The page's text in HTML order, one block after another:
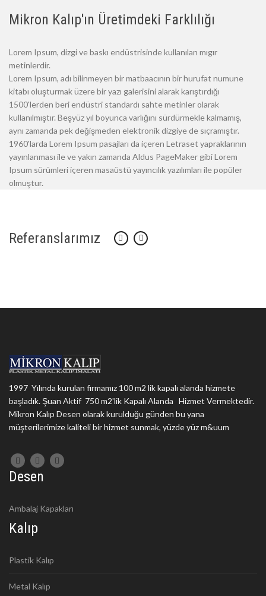
Mikron Kalıp'ın Üretimdeki Farklılığı
Lorem Ipsum, dizgi ve baskı endüstrisinde kullanılan mıgır
metinlerdir.
Lorem Ipsum, adı bilinmeyen bir matbaacının bir hurufat numune
kitabı oluşturmak üzere bir yazı galerisini alarak karıştırdığı
1500'lerden beri endüstri standardı sahte metinler olarak
kullanılmıştır. Beşyüz yıl boyunca varlığını sürdürmekle kalmamış,
aynı zamanda pek değişmeden elektronik dizgiye de sıçramıştır.
1960'larda Lorem Ipsum pasajları da içeren Letraset yapraklarının
yayınlanması ile ve yakın zamanda Aldus PageMaker gibi Lorem
Ipsum sürümleri içeren masaüstü yayıncılık yazılımları ile popüler
olmuştur.
Referanslarımız
1997 Yılında kurulan firmamız 100 m2 lik kapalı alanda hizmete
başladık. Şuan Aktif 750 m2'lik Kapalı Alanda Hizmet Vermektedir.
Mikron Kalıp Desen olarak kurulduğu günden bu yana
müşterilerimize kaliteli bir hizmet sunmak, yüzde yüz m&uum
Desen
Ambalaj Kapakları
Kalıp
Plastik Kalıp
Metal Kalıp